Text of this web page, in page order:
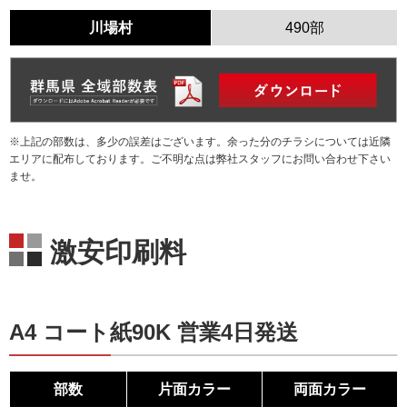
川場村 490部
※上記の部数は、多少の誤差はございます。余った分のチラシについては近隣
エリアに配布しております。ご不明な点は弊社スタッフにお問い合わせ下さい
ませ。
激安印刷料
A4 コート紙90K 営業4日発送
部数 片面カラー 両面カラー